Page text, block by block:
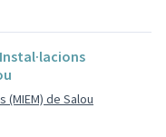
(MIEM) de Salou